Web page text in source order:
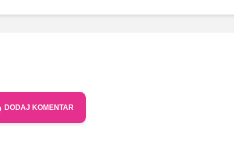
DODAJ KOMENTAR